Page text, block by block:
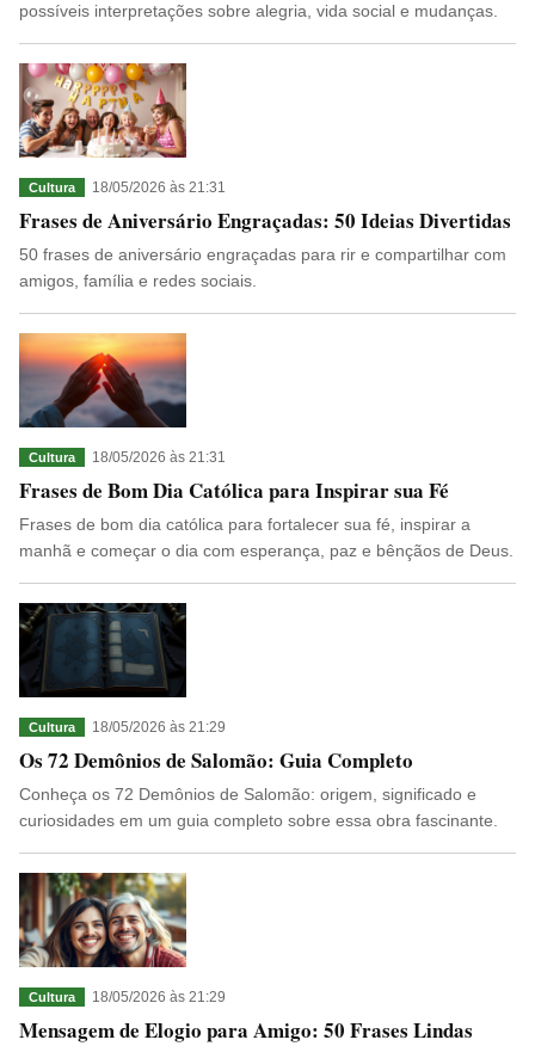
possíveis interpretações sobre alegria, vida social e mudanças.
Cultura 18/05/2026 às 21:31
Frases de Aniversário Engraçadas: 50 Ideias Divertidas
50 frases de aniversário engraçadas para rir e compartilhar com
amigos, família e redes sociais.
Cultura 18/05/2026 às 21:31
Frases de Bom Dia Católica para Inspirar sua Fé
Frases de bom dia católica para fortalecer sua fé, inspirar a
manhã e começar o dia com esperança, paz e bênçãos de Deus.
Cultura 18/05/2026 às 21:29
Os 72 Demônios de Salomão: Guia Completo
Conheça os 72 Demônios de Salomão: origem, significado e
curiosidades em um guia completo sobre essa obra fascinante.
Cultura 18/05/2026 às 21:29
Mensagem de Elogio para Amigo: 50 Frases Lindas